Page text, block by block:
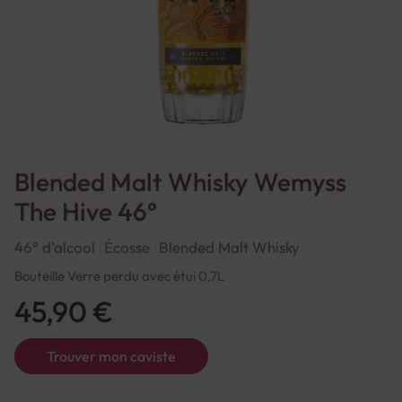
Blended Malt Whisky Wemyss
The Hive 46°
46° d'alcool Écosse Blended Malt Whisky
Bouteille Verre perdu avec étui 0,7L
Trouver mon caviste
45,90 €